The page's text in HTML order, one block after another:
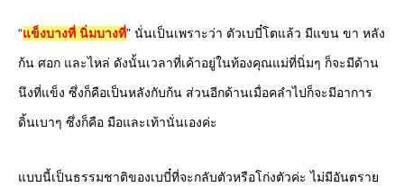
“แข็งบางที่ นิ่มบางที่” นั่นเป็นเพราะว่า ตัวเบบี๋โตแล้ว มีแขน ขา หลัง
ก้น ศอก และไหล่ ดังนั้นเวลาที่เค้าอยู่ในท้องคุณแม่ที่นิ่มๆ ก็จะมีด้าน
นึงที่แข็ง ซึ่งก็คือเป็นหลังกับก้น ส่วนอีกด้านเมื่อคลำไปก็จะมีอาการ
ดิ้นเบาๆ ซึ่งก็คือ มือและเท้านั่นเองค่ะ
แบบนี้เป็นธรรมชาติของเบบี๋ที่จะกลับตัวหรือโก่งตัวค่ะ ไม่มีอันตราย